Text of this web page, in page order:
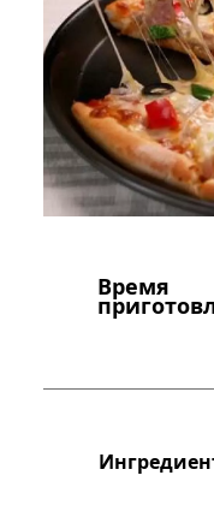
Время